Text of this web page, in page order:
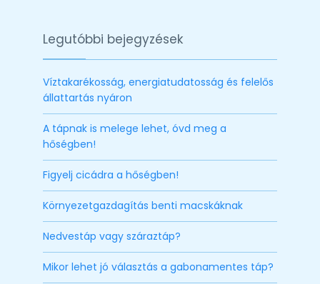
Legutóbbi bejegyzések
Víztakarékosság, energiatudatosság és felelős
állattartás nyáron
A tápnak is melege lehet, óvd meg a
hőségben!
Figyelj cicádra a hőségben!
Környezetgazdagítás benti macskáknak
Nedvestáp vagy száraztáp?
Mikor lehet jó választás a gabonamentes táp?